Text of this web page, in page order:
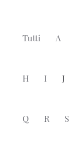
Tutti A
H I J
Q R S